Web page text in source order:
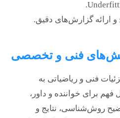
و ارائه گزارش‌های دقیق.
فنی و ریاضیاتی به
فهم برای خواننده و داور،
روش‌شناسی، نتایج و